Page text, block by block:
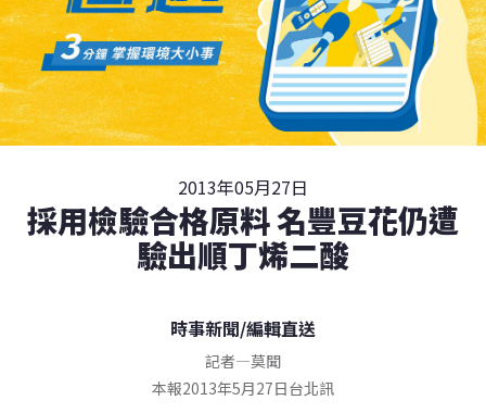
2013年05月27日
採用檢驗合格原料 名豐豆花仍遭
驗出順丁烯二酸
時事新聞/編輯直送
記者—莫聞
本報2013年5月27日台北訊